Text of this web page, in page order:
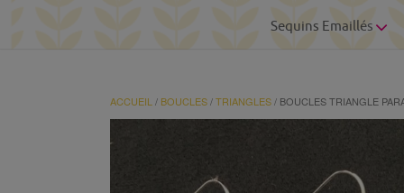
Sequins Emaillés
ACCUEIL / BOUCLES/TRIANGLES/ BOUCLES TRIANGLE